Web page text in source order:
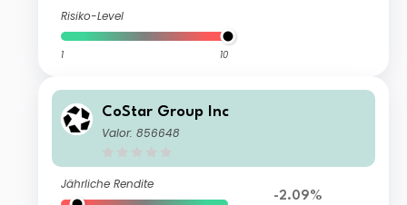
Risiko-Level
1 10
CoStar Group Inc
Valor: 856648
Jährliche Rendite
-2.09%